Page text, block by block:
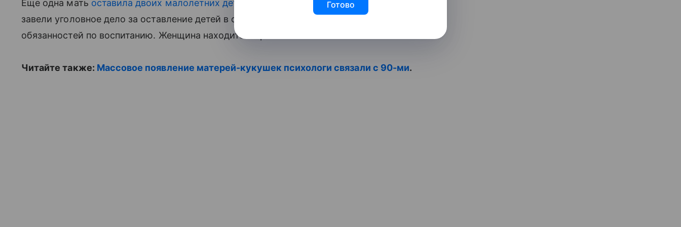
Еще одна мать оставила двоих малолетних детей в хостеле
в Люберцах. На нее
завели уголовное дело за оставление детей в опасности и неисполнение
обязанностей по воспитанию. Женщина находится в розыске.
Читайте также: Массовое появление матерей-кукушек психологи связали с 90-ми.
Готово